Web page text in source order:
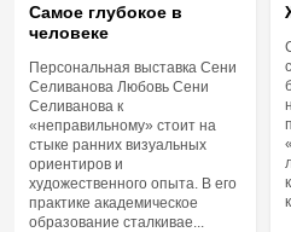
Самое глубокое в
человеке
Персональная выставка Сени
Селиванова Любовь Сени
Селиванова к
«неправильному» стоит на
стыке ранних визуальных
ориентиров и
художественного опыта. В его
практике академическое
образование сталкивае...